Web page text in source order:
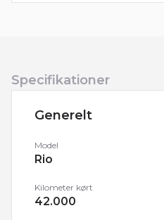
Specifikationer
Generelt
Model
Rio
Kilometer kørt
42.000